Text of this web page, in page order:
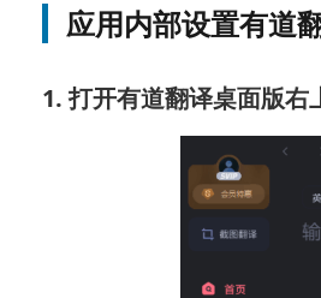
应用内部设置有道
1. 打开有道翻译桌面版右